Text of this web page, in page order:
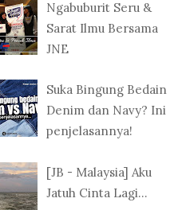
Ngabuburit Seru &
Sarat Ilmu Bersama
JNE
Suka Bingung Bedain
Denim dan Navy? Ini
penjelasannya!
[JB - Malaysia] Aku
Jatuh Cinta Lagi...